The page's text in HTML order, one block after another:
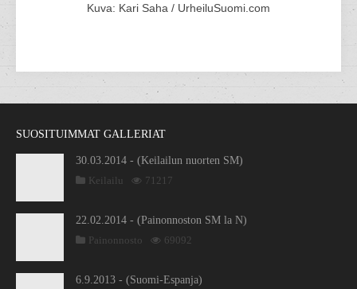
Kuva: Kari Saha / UrheiluSuomi.com
SUOSITUIMMAT GALLERIAT
30.03.2014 - (Keilailun nuorten SM)
Keilailu
71217
22.02.2014 - (Painonnoston SM la N)
Painonnosto
69092
6.9.2013 - (Suomi-Espanja)